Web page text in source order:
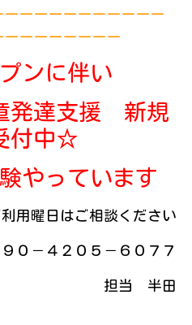
ーーーーーーーーーー
ーーーーーーー
ンに伴い
発達支援 新規
付中☆
やっています
利用曜日はご相談ください
０－４２０５－６０７７
担当 半田